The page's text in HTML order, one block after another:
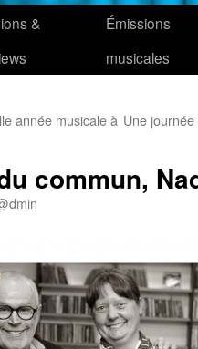
&
Émissions
musicales
année musicale à Une
commun,